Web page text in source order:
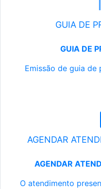
GUIA DE
GUIA DE
Emissão de guia
AGENDAR
AGENDAR
O atendimento